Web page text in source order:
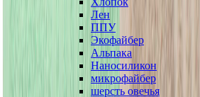
Лен
ППУ
Экофайбер
Альпака
Наносиликон
микрофайбер
шерсть овечья